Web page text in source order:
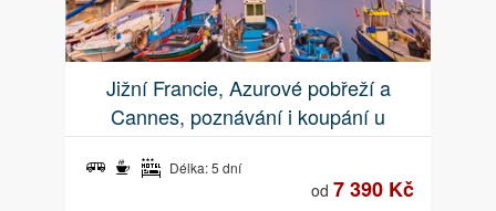
Jižní Francie, Azurové pobřeží a
Cannes, poznávání i koupání u
nejkrásnějších pláží
Délka: 5 dní
od 7 390 Kč